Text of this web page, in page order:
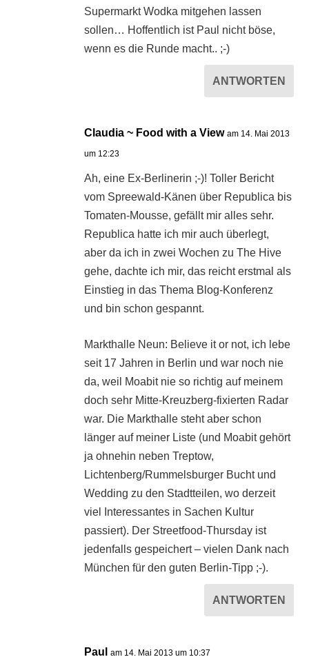
Supermarkt Wodka mitgehen lassen
sollen… Hoffentlich ist Paul nicht böse,
wenn es die Runde macht.. ;-)
ANTWORTEN
Claudia ~ Food with a View am 14. Mai 2013
um 12:23
Ah, eine Ex-Berlinerin ;-)! Toller Bericht
vom Spreewald-Känen über Republica bis
Tomaten-Mousse, gefällt mir alles sehr.
Republica hatte ich mir auch überlegt,
aber da ich in zwei Wochen zu The Hive
gehe, dachte ich mir, das reicht erstmal als
Einstieg in das Thema Blog-Konferenz
und bin schon gespannt.
Markthalle Neun: Believe it or not, ich lebe
seit 17 Jahren in Berlin und war noch nie
da, weil Moabit nie so richtig auf meinem
doch sehr Mitte-Kreuzberg-fixierten Radar
war. Die Markthalle steht aber schon
länger auf meiner Liste (und Moabit gehört
ja ohnehin neben Treptow,
Lichtenberg/Rummelsburger Bucht und
Wedding zu den Stadtteilen, wo derzeit
viel Interessantes in Sachen Kultur
passiert). Der Streetfood-Thursday ist
jedenfalls gespeichert – vielen Dank nach
München für den guten Berlin-Tipp ;-).
ANTWORTEN
Paul am 14. Mai 2013 um 10:37